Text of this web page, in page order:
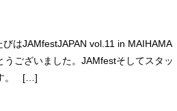
はJAMfestJAPAN vol.11 in MAIHAMA
ございました。JAMfestそしてスタッ
す。 […]